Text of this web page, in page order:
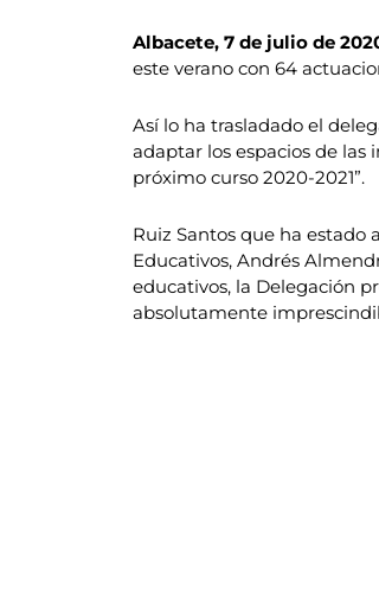
Albacete, 7 de julio de
este verano con 64
Así lo ha trasladado el
adaptar los espacios de
próximo curso 2020-2021”.
Ruiz Santos que ha estado
Educativos, Andrés
educativos, la Delegación
absolutamente